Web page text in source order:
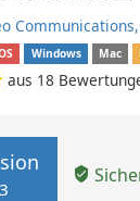
Windows Mac
aus 18